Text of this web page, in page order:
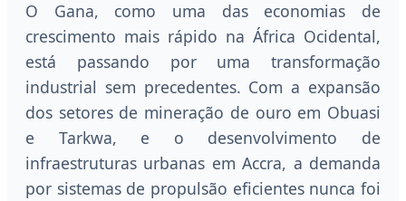
O Gana, como uma das economias de
crescimento mais rápido na África Ocidental,
está passando por uma transformação
industrial sem precedentes. Com a expansão
dos setores de mineração de ouro em Obuasi
e Tarkwa, e o desenvolvimento de
infraestruturas urbanas em Accra, a demanda
por sistemas de propulsão eficientes nunca foi